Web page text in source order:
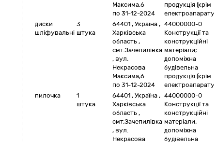
Максима,6
по 31-12-2024
продукція (крім
диски
шліфувальні
3
штука
64401 , Україна ,
Харківська
область ,
смт.Зачепилівка
, вул.
Некрасова
Максима,6
по 31-12-2024
44000000-0
Конструкції та
конструкційні
матеріали;
допоміжна
будівельна
продукція (крім
пилочка
1
штука
64401 , Україна ,
Харківська
область ,
смт.Зачепилівка
, вул.
Некрасова
44000000-0
Конструкції та
конструкційні
матеріали;
допоміжна
будівельна